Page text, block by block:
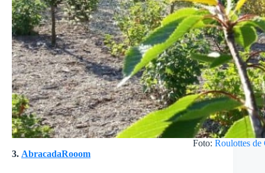
Foto: Roulottes de
3. AbracadaRooom